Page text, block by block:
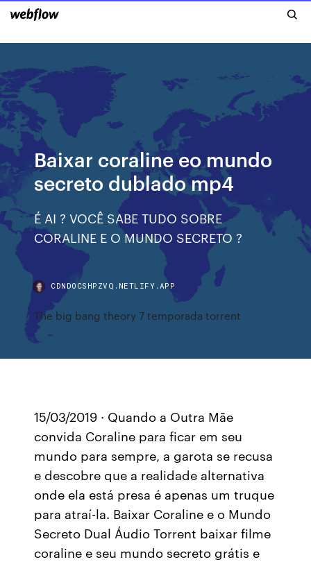
Baixar coraline eo mundo
secreto dublado mp4
É AI ? VOCÊ SABE TUDO SOBRE
CORALINE E O MUNDO SECRETO ?
CDNDOCSHPZVQ.NETLIFY.APP
The big bang theory 7 temporada torrent
15/03/2019 · Quando a Outra Mãe
convida Coraline para ficar em seu
mundo para sempre, a garota se recusa
e descobre que a realidade alternativa
onde ela está presa é apenas um truque
para atraí-la. Baixar Coraline e o Mundo
Secreto Dual Áudio Torrent baixar filme
coraline e seu mundo secreto grátis e